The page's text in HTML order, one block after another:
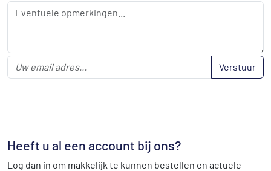
Verstuur
Heeft u al een account bij ons?
Log dan in om makkelijk te kunnen bestellen en actuele